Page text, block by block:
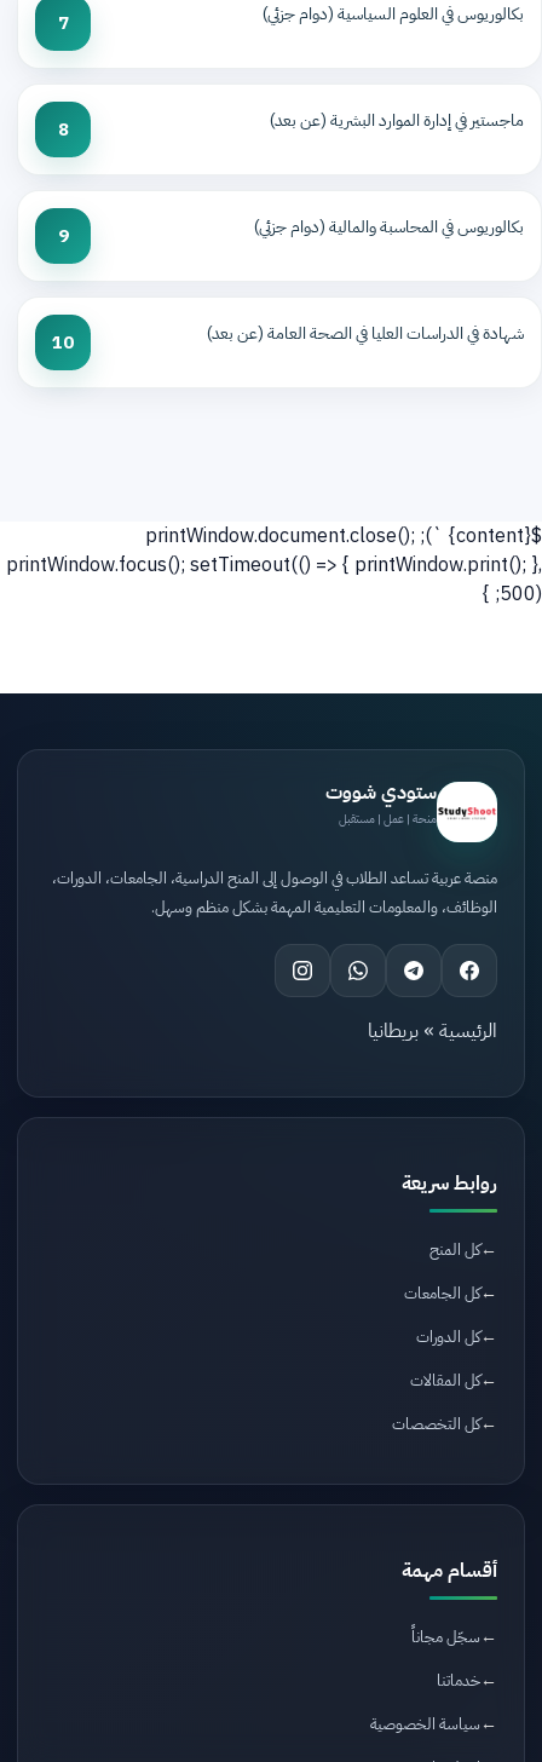
بكالوريوس في العلوم السياسية (دوام جزئي) 7
ماجستير في إدارة الموارد البشرية (عن بعد) 8
بكالوريوس في المحاسبة والمالية (دوام جزئي) 9
شهادة في الدراسات العليا في الصحة العامة (عن بعد) 10
${content}
`); printWindow.document.close();
printWindow.focus(); setTimeout(() => { printWindow.print(); },
500); }
ستودي شووت
منحة | عمل | مستقبل
منصة عربية تساعد الطلاب في الوصول إلى المنح الدراسية، الجامعات، الدورات،
الوظائف، والمعلومات التعليمية المهمة بشكل منظم وسهل.
الرئيسية » بريطانيا
روابط سريعة
كل المنح
كل الجامعات
كل الدورات
كل المقالات
كل التخصصات
أقسام مهمة
سجّل مجاناً
خدماتنا
سياسة الخصوصية